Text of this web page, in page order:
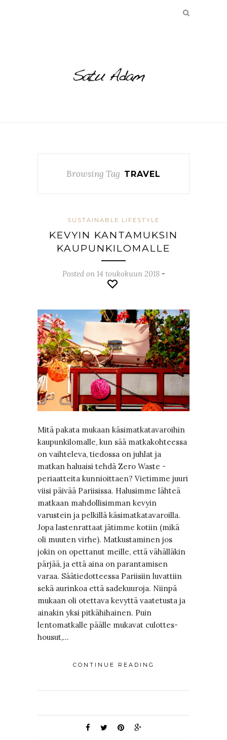
Browsing Tag TRAVEL
SUSTAINABLE LIFESTYLE
KEVYIN KANTAMUKSIN
KAUPUNKILOMALLE
Posted on 14 toukokuun 2018-
Mitä pakata mukaan käsimatkatavaroihin
kaupunkilomalle, kun sää matkakohteessa
on vaihteleva, tiedossa on juhlat ja
matkan haluaisi tehdä Zero Waste -
periaatteita kunnioittaen? Vietimme juuri
viisi päivää Pariisissa. Halusimme lähteä
matkaan mahdollisimman kevyin
varustein ja pelkillä käsimatkatavaroilla.
Jopa lastenrattaat jätimme kotiin (mikä
oli muuten virhe). Matkustaminen jos
jokin on opettanut meille, että vähälläkin
pärjää, ja että aina on parantamisen
varaa. Säätiedotteessa Pariisiin luvattiin
sekä aurinkoa että sadekuuroja. Niinpä
mukaan oli otettava kevyttä vaatetusta ja
ainakin yksi pitkähihainen. Puin
lentomatkalle päälle mukavat culottes-
housut,…
CONTINUE READING